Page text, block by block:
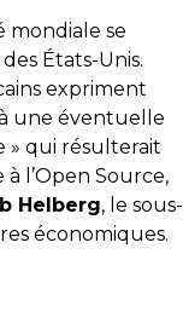
mondiale se
des États-Unis.
expriment
une éventuelle
» qui résulterait
l’Open Source,
Helberg, le sous-
économiques.